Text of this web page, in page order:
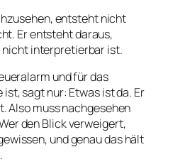
entsteht nicht
Er entsteht daraus,
nicht interpretierbar ist.
und für das
ist, sagt nur: Etwas ist da. Er
Also muss nachgesehen
den Blick verweigert,
und genau das hält